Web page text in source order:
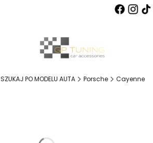
SZUKAJ PO MODELU AUTA Porsche Cayenne